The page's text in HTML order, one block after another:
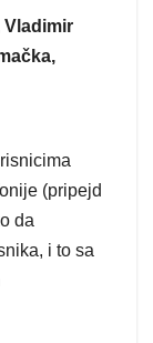
Vladimir
(pripejd
da
i to sa